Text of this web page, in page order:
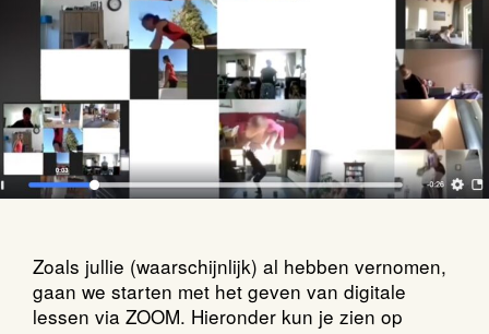
Zoals jullie (waarschijnlijk) al hebben vernomen,
gaan we starten met het geven van digitale
lessen via ZOOM. Hieronder kun je zien op